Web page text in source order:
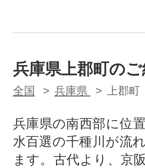
兵庫県上郡町の
全国 兵庫県 上郡町
兵庫県の南西部に位
水百選の千種川が流
ます。古代より、京